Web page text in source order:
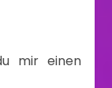
mir einen